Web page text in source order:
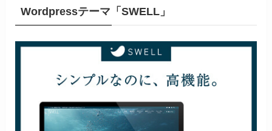
Wordpressテーマ「SWELL」